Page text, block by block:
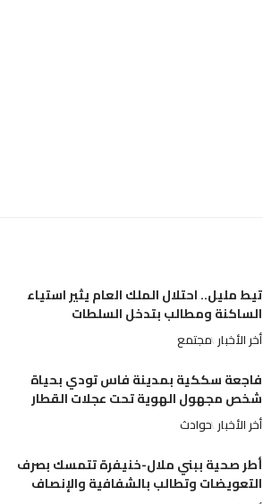
تيط مليل.. احتلال الملك العام يثير استياء
الساكنة ومطالب بتدخل السلطات
أخر الأخبار مجتمع
فاجعة سككية بمدينة فاس تودي بحياة
شخص مجهول الهوية تحت عجلات القطار
أخر الأخبار حوادث
أطر صحية ببني ملال-خنيفرة تتمسك بصرف
التعويضات وتطالب بالشفافية والإنصاف